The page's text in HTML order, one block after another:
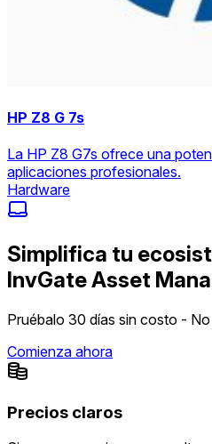
HP Z8 G 7s
La HP Z8 G7s ofrece una
aplicaciones profesionales.
Hardware
Simplifica tu
InvGate Asset
Pruébalo 30 días sin costo -
Comienza ahora
Precios claros